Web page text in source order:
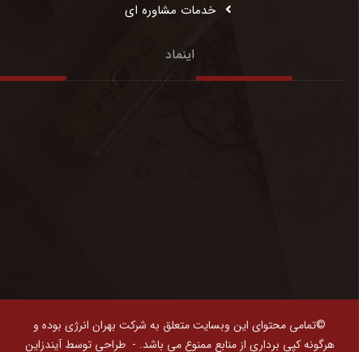
خدمات مشاوره ای
اینماد
©تمامی محتوای این وبسایت متعلق به شرکت بهران انرژی بوده و
هرگونه کپی برداری از منابع ممنوع می باشد. -طراحی توسط آیندزاین